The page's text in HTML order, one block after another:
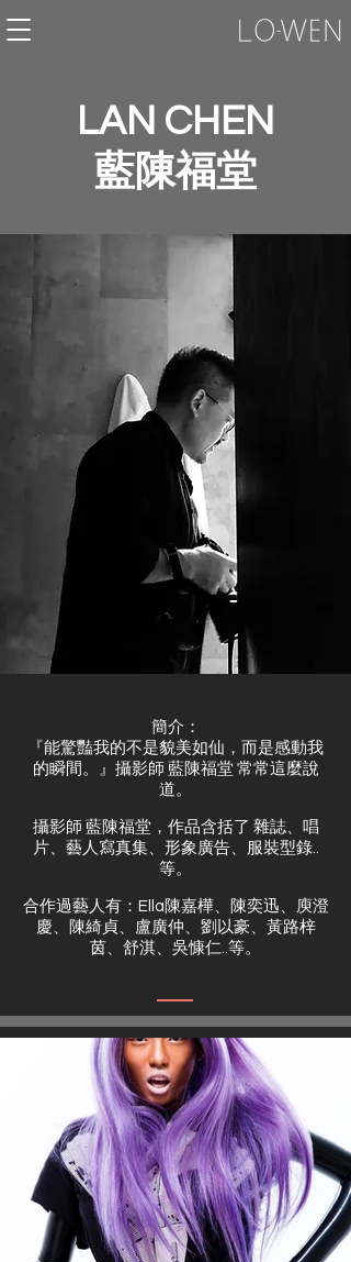
LAN CHEN​
藍陳福堂
簡介：
『能驚豔我的不是貌美如仙，而是感動我
的瞬間。』攝影師 藍陳福堂 常常這麼說
道。
攝影師 藍陳福堂，作品含括了 雜誌、唱
片、藝人寫真集、形象廣告、服裝型錄..
等。
合作過藝人有：Ella陳嘉樺、陳奕迅、庾澄
慶、陳綺貞、盧廣仲、劉以豪、黃路梓
茵、舒淇、吳慷仁..等。